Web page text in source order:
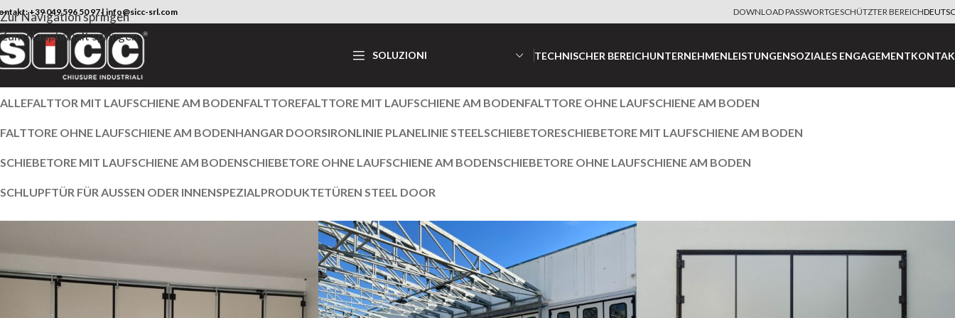
Zur Navigation springen
Zum Hauptinhalt springen
+39 049 596 50 97| info@sicc-srl.com DOWNLOAD PASSWORTGESCHÜTZTER BEREICH
SOLUZIONI TECHNISCHER BEREICHUNTERNEHMENLEISTUNGENSOZIALES ENGAGEMENT
ALLEFALTTOR MIT LAUFSCHIENE AM BODENFALTTOREFALTTORE MIT LAUFSCHIENE AM BODENFALTTORE OHNE LAUFSCHIENE AM BODEN
FALTTORE OHNE LAUFSCHIENE AM BODENHANGAR DOORSIRONLINIE PLANELINIE STEEL SCHIEBETORESCHIEBETORE MIT LAUFSCHIENE AM BODEN
SCHIEBETORE MIT LAUFSCHIENE AM BODENSCHIEBETORE OHNE LAUFSCHIENE AM BODENSCHIEBETORE OHNE LAUFSCHIENE AM BODEN
SCHLUPFTÜR FÜR AUSSEN ODER INNENSPEZIALPRODUKTETÜREN STEEL DOOR